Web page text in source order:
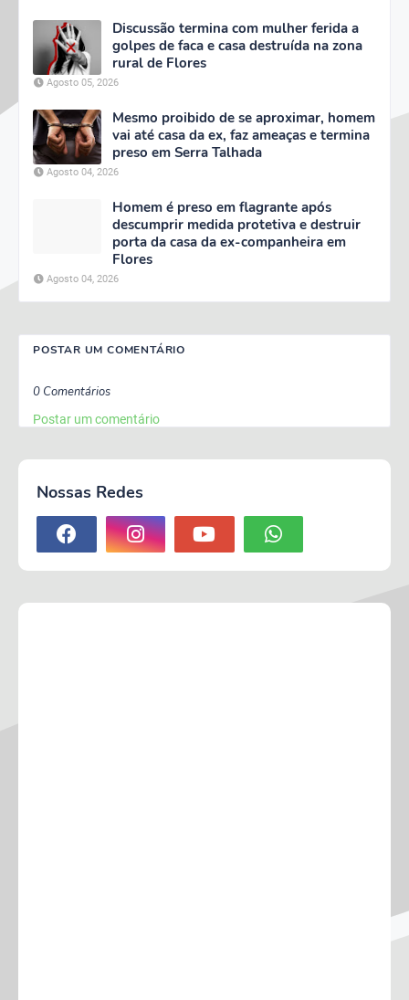
Discussão termina com mulher ferida a
golpes de faca e casa destruída na zona
rural de Flores
Agosto 05, 2026
Mesmo proibido de se aproximar, homem
vai até casa da ex, faz ameaças e termina
preso em Serra Talhada
Agosto 04, 2026
Homem é preso em flagrante após
descumprir medida protetiva e destruir
porta da casa da ex-companheira em
Flores
Agosto 04, 2026
POSTAR UM COMENTÁRIO
0 Comentários
Postar um comentário
Nossas Redes